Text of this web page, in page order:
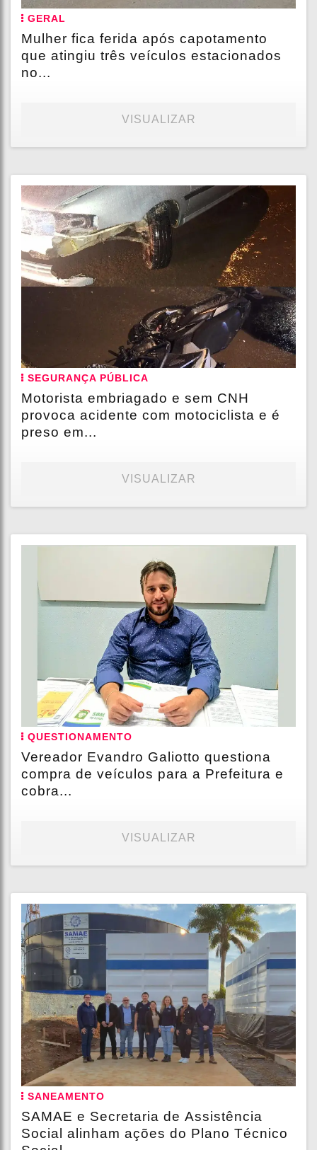
GERAL
Mulher fica ferida após capotamento
que atingiu três veículos estacionados
no...
VISUALIZAR
SEGURANÇA PÚBLICA
Motorista embriagado e sem CNH
provoca acidente com motociclista e é
preso em...
VISUALIZAR
QUESTIONAMENTO
Vereador Evandro Galiotto questiona
compra de veículos para a Prefeitura e
cobra...
VISUALIZAR
SANEAMENTO
SAMAE e Secretaria de Assistência
Social alinham ações do Plano Técnico